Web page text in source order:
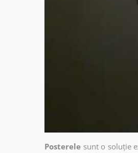
Posterele sunt o soluție